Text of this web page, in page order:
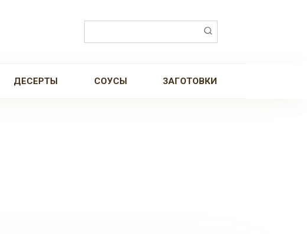
ДЕСЕРТЫ СОУСЫ ЗАГОТОВКИ